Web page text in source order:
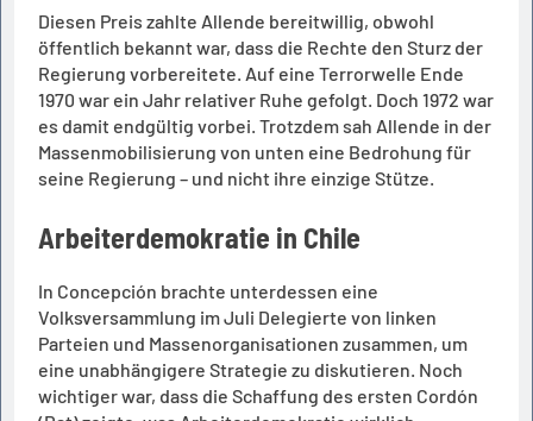
Diesen Preis zahlte Allende bereitwillig, obwohl
öffentlich bekannt war, dass die Rechte den Sturz der
Regierung vorbereitete. Auf eine Terrorwelle Ende
1970 war ein Jahr relativer Ruhe gefolgt. Doch 1972 war
es damit endgültig vorbei. Trotzdem sah Allende in der
Massenmobilisierung von unten eine Bedrohung für
seine Regierung – und nicht ihre einzige Stütze.
Arbeiterdemokratie in Chile
In Concepción brachte unterdessen eine
Volksversammlung im Juli Delegierte von linken
Parteien und Massenorganisationen zusammen, um
eine unabhängigere Strategie zu diskutieren. Noch
wichtiger war, dass die Schaffung des ersten Cordón